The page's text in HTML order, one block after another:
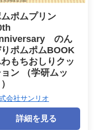
ポムプリン
のん
ポムポムBOOK
もちおしりクッ
ョン （学研ムッ
会社サンリオ
詳細を見る